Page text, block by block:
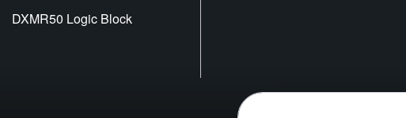
DXMR50 Logic Block